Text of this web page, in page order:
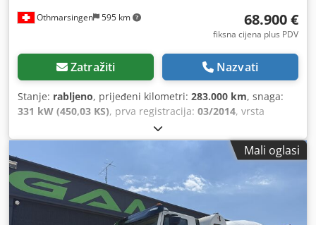
Othmarsingen 595 km 68.900 €
fiksna cijena plus PDV
Zatražiti Nazvati
Stanje: rabljeno, prijeđeni kilometri: 283.000 km, snaga:
331 kW (450,03 KS), prva registracija: 03/2014, vrsta
32.000 kg
vrsta prijenosa:poluautomatski, emisijska klasa:Euro 6,
Oprema:
Mali oglasi